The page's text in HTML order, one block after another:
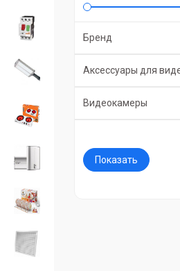
Бренд
Аксессуары для
Видеокамеры